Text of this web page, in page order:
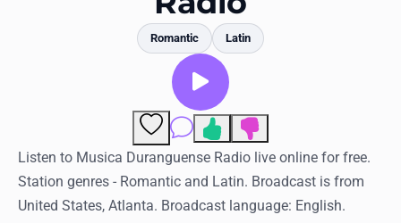
Log in
English
Romantic Latin
Comments
Listen to Musica Duranguense Radio live online for free.
Station genres - Romantic and Latin. Broadcast is from
United States, Atlanta. Broadcast language: English.